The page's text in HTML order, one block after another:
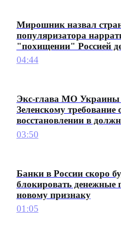
Мирошник назвал
популяризатора
"похищении" Россией
04:44
Экс-глава МО Украины
Зеленскому требование
восстановлении в
03:50
Банки в России скоро
блокировать денежные
новому признаку
01:05